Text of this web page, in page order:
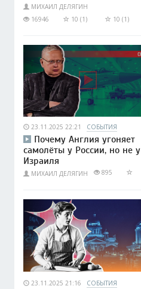
МИХАИЛ ДЕЛЯГИН
16946
10 (1) 10 (1)
23.11.2025 22:21 СОБЫТИЯ
Почему Англия угоняет
самолёты у России, но не у
Израиля
МИХАИЛ ДЕЛЯГИН 895
23.11.2025 21:16 СОБЫТИЯ